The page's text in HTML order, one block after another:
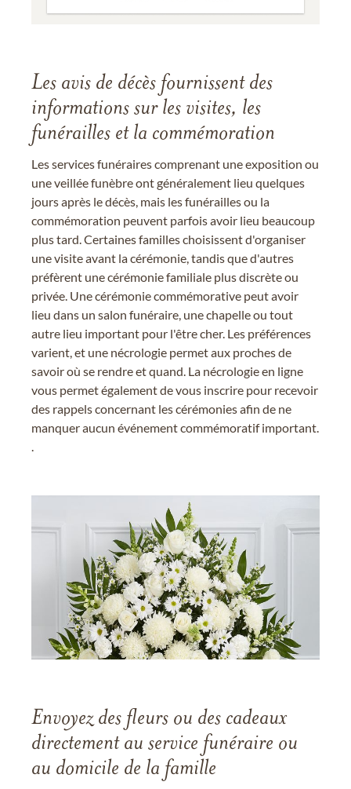
Les avis de décès fournissent des
informations sur les visites, les
funérailles et la commémoration
Les services funéraires comprenant une exposition ou
une veillée funèbre ont généralement lieu quelques
jours après le décès, mais les funérailles ou la
commémoration peuvent parfois avoir lieu beaucoup
plus tard. Certaines familles choisissent d'organiser
une visite avant la cérémonie, tandis que d'autres
préfèrent une cérémonie familiale plus discrète ou
privée. Une cérémonie commémorative peut avoir
lieu dans un salon funéraire, une chapelle ou tout
autre lieu important pour l'être cher. Les préférences
varient, et une nécrologie permet aux proches de
savoir où se rendre et quand. La nécrologie en ligne
vous permet également de vous inscrire pour recevoir
des rappels concernant les cérémonies afin de ne
manquer aucun événement commémoratif important.
Envoyez des fleurs ou des cadeaux
directement au service funéraire ou
au domicile de la famille